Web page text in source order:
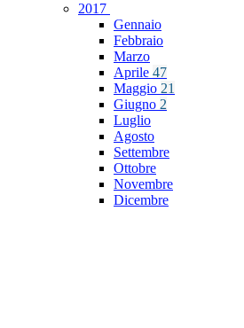
2017
Gennaio
Febbraio
Marzo
Aprile 47
Maggio 21
Giugno 2
Luglio
Agosto
Settembre
Ottobre
Novembre
Dicembre